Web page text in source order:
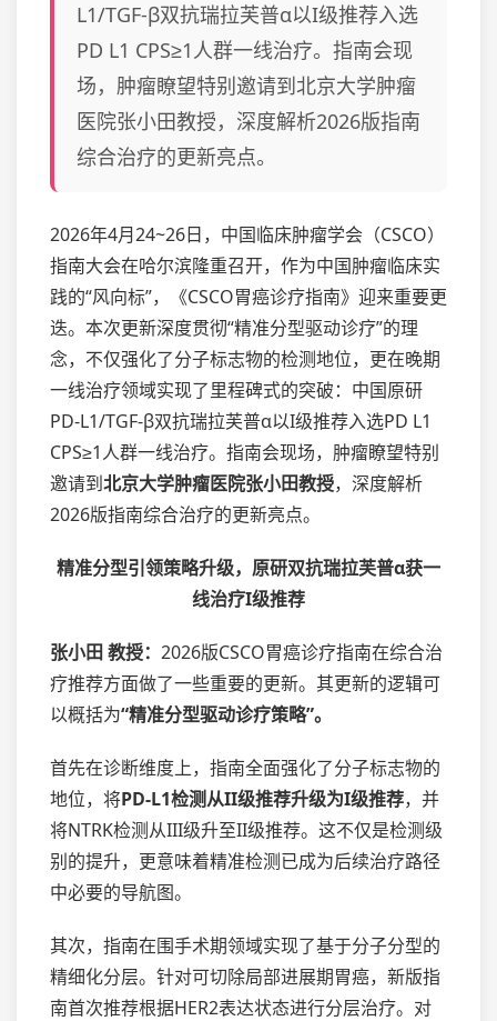
L1/TGF-β双抗瑞拉芙普α以I级推荐入选
PD L1 CPS≥1人群一线治疗。指南会现
场，肿瘤瞭望特别邀请到北京大学肿瘤
医院张小田教授，深度解析2026版指南
综合治疗的更新亮点。
2026年4月24~26日，中国临床肿瘤学会（CSCO）
指南大会在哈尔滨隆重召开，作为中国肿瘤临床实
践的“风向标”，《CSCO胃癌诊疗指南》迎来重要更
迭。本次更新深度贯彻“精准分型驱动诊疗”的理
念，不仅强化了分子标志物的检测地位，更在晚期
一线治疗领域实现了里程碑式的突破：中国原研
PD-L1/TGF-β双抗瑞拉芙普α以I级推荐入选PD L1
CPS≥1人群一线治疗。指南会现场，肿瘤瞭望特别
邀请到北京大学肿瘤医院张小田教授，深度解析
2026版指南综合治疗的更新亮点。
精准分型引领策略升级，原研双抗瑞拉芙普α获一
线治疗I级推荐
张小田 教授： 2026版CSCO胃癌诊疗指南在综合治
疗推荐方面做了一些重要的更新。其更新的逻辑可
以概括为“精准分型驱动诊疗策略”。
首先在诊断维度上，指南全面强化了分子标志物的
地位，将PD-L1检测从II级推荐升级为I级推荐，并
将NTRK检测从III级升至II级推荐。这不仅是检测级
别的提升，更意味着精准检测已成为后续治疗路径
中必要的导航图。
其次，指南在围手术期领域实现了基于分子分型的
精细化分层。针对可切除局部进展期胃癌，新版指
南首次推荐根据HER2表达状态进行分层治疗。对